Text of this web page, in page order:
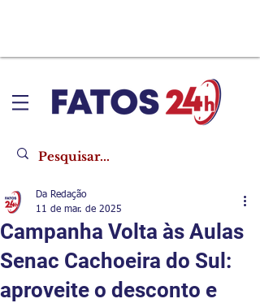
Campanha Volta às Aulas
Senac Cachoeira do Sul:
aproveite o desconto e
Da Redação
11 de mar. de 2025